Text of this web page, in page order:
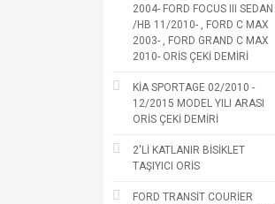
2004- FORD FOCUS III SEDAN
/HB 11/2010- , FORD C MAX
2003- , FORD GRAND C MAX
2010- ORİS ÇEKİ DEMİRİ
KİA SPORTAGE 02/2010 -
12/2015 MODEL YILI ARASI
ORİS ÇEKİ DEMİRİ
2'Lİ KATLANIR BİSİKLET
TAŞIYICI ORİS
FORD TRANSİT COURİER